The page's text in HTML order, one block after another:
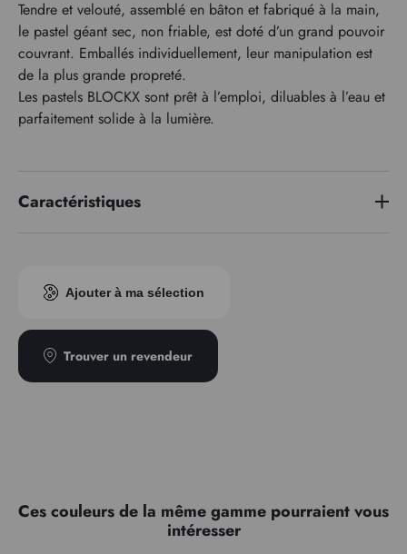
Tendre et velouté, assemblé en bâton et fabriqué à la main,
le pastel géant sec, non friable, est doté d’un grand pouvoir
couvrant. Emballés individuellement, leur manipulation est
de la plus grande propreté.
Les pastels BLOCKX sont prêt à l’emploi, diluables à l’eau et
parfaitement solide à la lumière.
Caractéristiques
Ajouter à ma sélection
Trouver un revendeur
Ces couleurs de la même gamme pourraient vous
intéresser